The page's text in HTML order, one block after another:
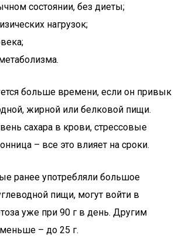
состоянии, без диеты;
нагрузок;
больше времени, если он привык
жирной или белковой пищи.
сахара в крови, стрессовые
– все это влияет на сроки.
ранее употребляли большое
пищи, могут войти в
уже при 90 г в день. Другим
– до 25 г.